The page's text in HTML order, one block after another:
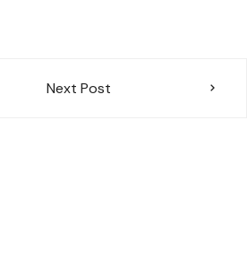
Next Post